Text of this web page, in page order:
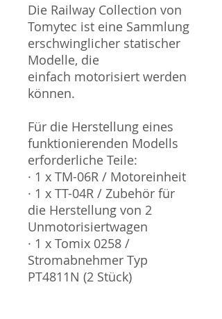
Die Railway Collection von
Tomytec ist eine Sammlung
erschwinglicher statischer
Modelle, die
einfach motorisiert werden
können.
Für die Herstellung eines
funktionierenden Modells
erforderliche Teile:
· 1 x TM-06R / Motoreinheit
· 1 x TT-04R / Zubehör für
die Herstellung von 2
Unmotorisiertwagen
· 1 x Tomix 0258 /
Stromabnehmer Typ
PT4811N (2 Stück)